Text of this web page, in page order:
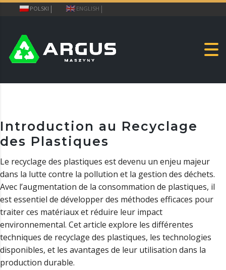
POLSKI ENGLISH
Introduction au Recyclage
des Plastiques
Le recyclage des plastiques est devenu un enjeu majeur
dans la lutte contre la pollution et la gestion des déchets.
Avec l’augmentation de la consommation de plastiques, il
est essentiel de développer des méthodes efficaces pour
traiter ces matériaux et réduire leur impact
environnemental. Cet article explore les différentes
techniques de recyclage des plastiques, les technologies
disponibles, et les avantages de leur utilisation dans la
production durable.